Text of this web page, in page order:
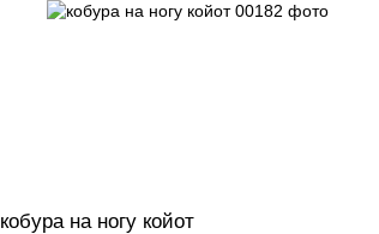
кобура на ногу койот